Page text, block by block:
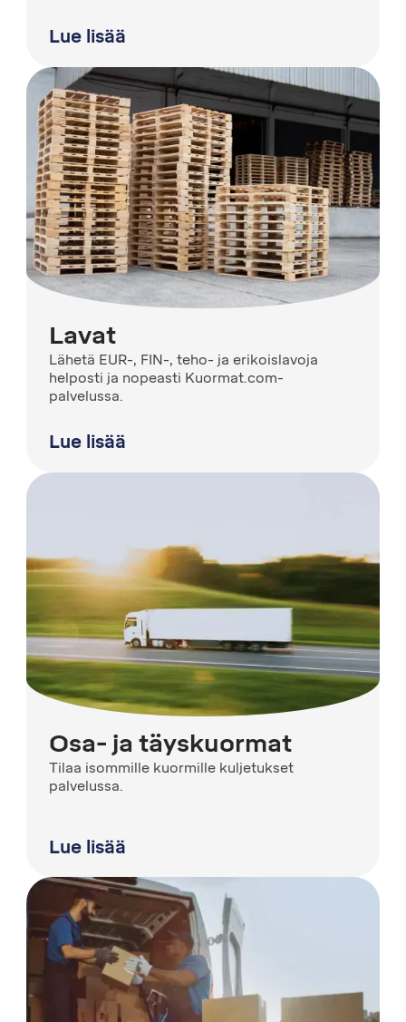
Lue lisää
Lavat
Lähetä EUR-, FIN-, teho- ja erikoislavoja
helposti ja nopeasti Kuormat.com-
palvelussa.
Lue lisää
Osa- ja täyskuormat
Tilaa isommille kuormille kuljetukset
palvelussa.
Lue lisää